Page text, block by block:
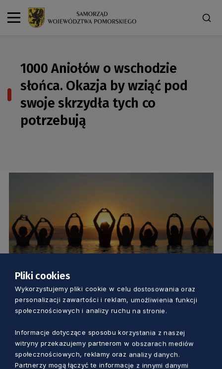
1000 Aniołów o wschodzie
słońca. Okazja by wziąć pod
swoje skrzydła tych co
potrzebują
GOSPODARKA
Okazja by wziąć pod swoje skrzydła tych
co potrzebują
Anna Skrzynecka 2 lata temu
Pliki cookies
Wykorzystujemy pliki cookie w celu dostosowania oraz
personalizacji zawartości i reklam, umożliwienia funkcji
społecznościowych i analizy ruchu na stronie.
Informacje dotyczące sposobu korzystania z naszej
witryny przekazujemy partnerom w obszarach mediów
społecznościowych, reklamy oraz analizy danych.
Partnerzy mogą łączyć te informacje z innymi danymi